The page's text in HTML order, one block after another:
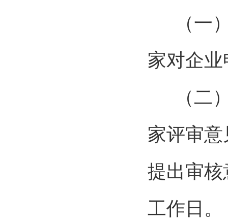
（一
家对企
（二
家评审
提出审
工作日。